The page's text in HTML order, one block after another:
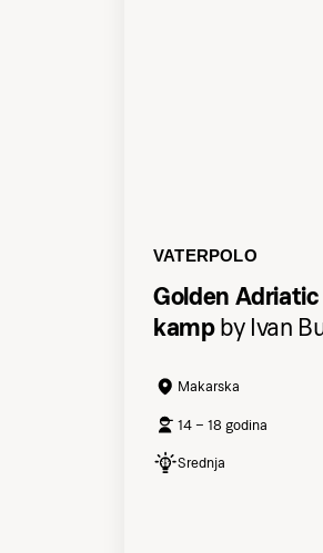
VATERPOLO
Golden
kampby Ivan
Makarska
14 – 18 godina
Srednja